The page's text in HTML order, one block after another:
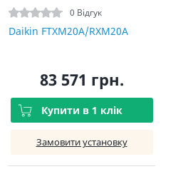
0 Відгук
Daikin FTXM20A/RXM20A
83 571 грн.
Купити в 1 клік
Замовити установку